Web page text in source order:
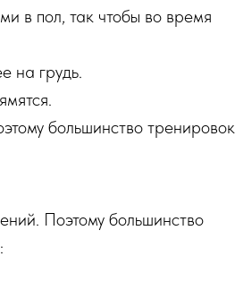
в пол, так чтобы во время
на грудь.
большинство тренировок
Поэтому большинство